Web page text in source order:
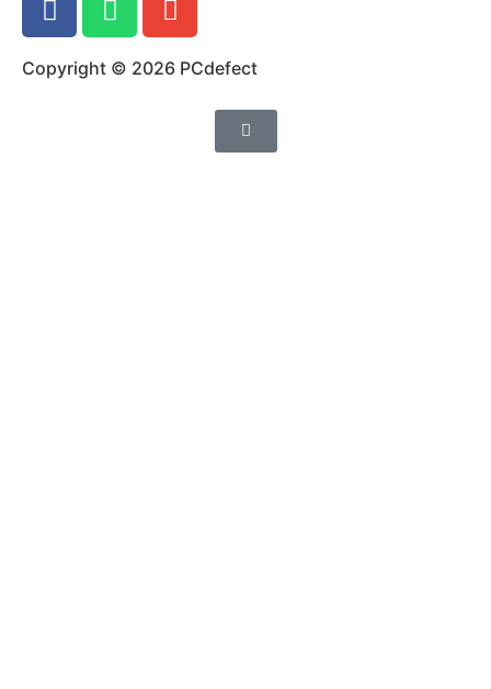
Copyright © 2026 PCdefect